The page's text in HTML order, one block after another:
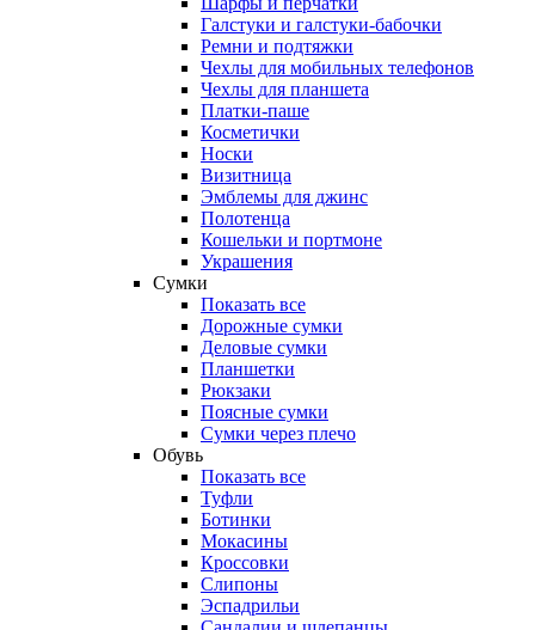
Галстуки и галстуки-бабочки
Ремни и подтяжки
Чехлы для мобильных телефонов
Чехлы для планшета
Платки-паше
Косметички
Носки
Визитница
Эмблемы для джинс
Полотенца
Кошельки и портмоне
Украшения
Сумки
Показать все
Дорожные сумки
Деловые сумки
Планшетки
Рюкзаки
Поясные сумки
Сумки через плечо
Обувь
Показать все
Туфли
Ботинки
Мокасины
Кроссовки
Слипоны
Эспадрильи